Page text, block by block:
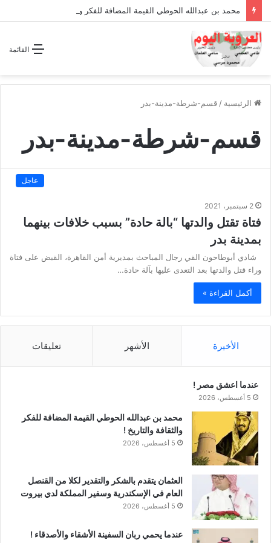
محمد بن عبدالله الحوطي القيمة المضافة للفكر والثقافة والتاريخ !
القائمة
الرئيسية / قسم-شرطة-مدينة-بدر
قسم-شرطة-مدينة-بدر
عاجل
2 سبتمبر، 2021
فتاة تقتل والدتها “بالة حادة” بسبب خلافات بينهما
بمدينة بدر
شادي أبوطاحون القي رجال المباحث بمديرية أمن القاهرة، القبض على فتاة
وراء قتل والدتها بعد التعدى عليها بآلة حادة…
أكمل القراءة »
الأخيرة الأشهر تعليقات
عندما اعشق مصر !
5 أغسطس، 2026
محمد بن عبدالله الحوطي القيمة المضافة للفكر
والثقافة والتاريخ !
5 أغسطس، 2026
العثمان يتقدم بالشكر والتقدير لكلا من القنصل
العام في الإسكندرية وسفير المملكة لدي بيروت
5 أغسطس، 2026
عندما يحمي ربان السفينة الأشقاء والأصدقاء !